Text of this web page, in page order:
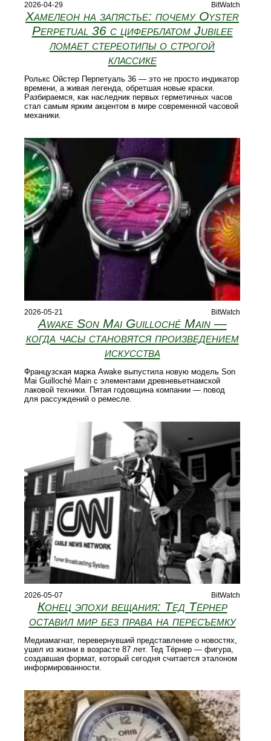
2026-04-29 BitWatch
Хамелеон на запястье: почему Oyster
Perpetual 36 с циферблатом Jubilee
ломает стереотипы о строгой
классике
Ролькс Ойстер Перпетуаль 36 — это не просто индикатор
времени, а живая легенда, обретшая новые краски.
Разбираемся, как наследник первых герметичных часов
стал самым ярким акцентом в мире современной часовой
механики.
2026-05-21 BitWatch
Awake Son Mai Guilloché Main —
когда часы становятся произведением
искусства
Французская марка Awake выпустила новую модель Son
Mai Guilloché Main с элементами древневьетнамской
лаковой техники. Пятая годовщина компании — повод
для рассуждений о ремесле.
2026-05-07 BitWatch
Конец эпохи вещания: Тед Тёрнер
оставил мир без права на пересъемку
Медиамагнат, перевернувший представление о новостях,
ушел из жизни в возрасте 87 лет. Тед Тёрнер — фигура,
создавшая формат, который сегодня считается эталоном
информированности.